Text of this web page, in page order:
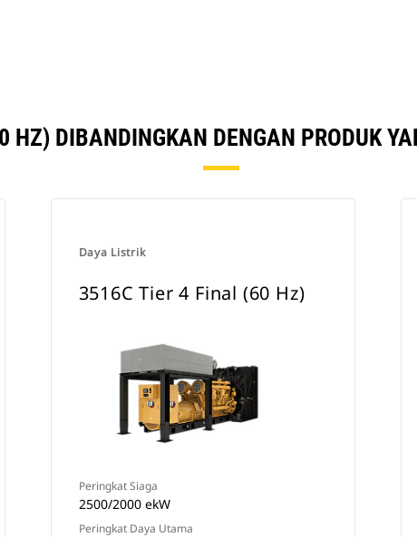
DIBANDINGKAN DENGAN PRODUK
Daya Listrik
3516C Tier 4 Final (60 Hz)
Peringkat Siaga
2500/2000 ekW
Peringkat Daya Utama